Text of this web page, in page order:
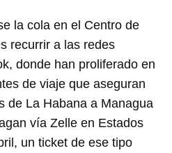
la cola en el Centro de
recurrir a las redes
donde han proliferado en
de viaje que aseguran
de La Habana a Managua
vía Zelle en Estados
un ticket de ese tipo